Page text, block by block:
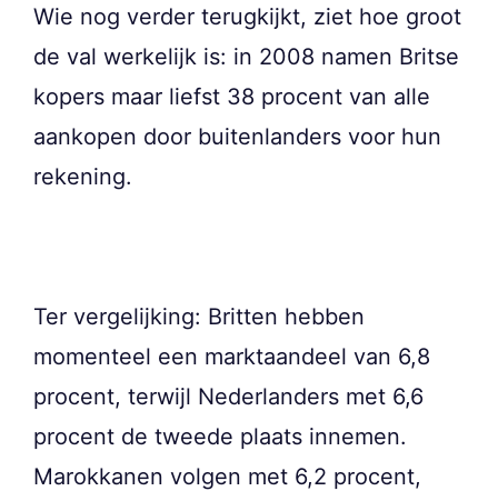
Wie nog verder terugkijkt, ziet hoe groot
de val werkelijk is: in 2008 namen Britse
kopers maar liefst 38 procent van alle
aankopen door buitenlanders voor hun
rekening.
Ter vergelijking: Britten hebben
momenteel een marktaandeel van 6,8
procent, terwijl Nederlanders met 6,6
procent de tweede plaats innemen.
Marokkanen volgen met 6,2 procent,